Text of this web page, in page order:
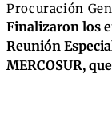
Procuración
Finalizaron los
Reunión
MERCOSUR,